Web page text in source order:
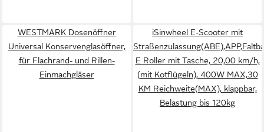
WESTMARK Dosenöffner
Universal Konservenglasöffner,
für Flachrand- und Rillen-
Einmachgläser
iSinwheel E-Scooter mit
E Roller mit Tasche, 20,00 km/h,
(mit Kotflügeln), 400W MAX,30
KM Reichweite(MAX), klappbar,
Belastung bis 120kg